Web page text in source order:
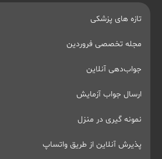
تازه های پزشکی
مجله تخصصی فروردین
جواب‌دهی آنلاین
ارسال جواب آزمایش
نمونه گیری در منزل
پذیرش آنلاین از طریق واتساپ